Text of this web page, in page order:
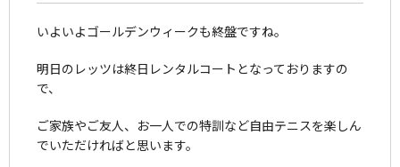
いよいよゴールデンウィークも終盤ですね。
明日のレッツは終日レンタルコートとなっておりますの
で、
ご家族やご友人、お一人での特訓など自由テニスを楽しん
でいただければと思います。